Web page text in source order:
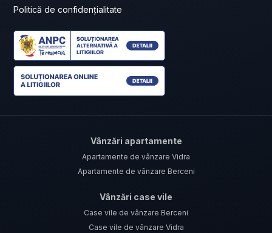
Politică de confidențialitate
Vânzări apartamente
Apartamente de vânzare Vidra
Apartamente de vânzare Berceni
Vânzări case vile
Case vile de vânzare Berceni
Case vile de vânzare Vidra